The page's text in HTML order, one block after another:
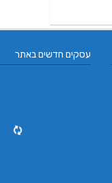
עסקים חדשים באתר